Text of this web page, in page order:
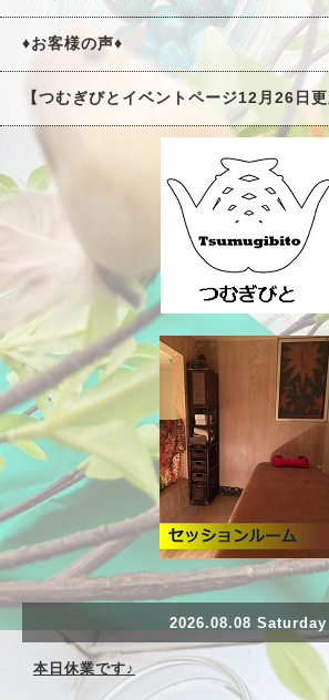
♦お客様の声♦
【つむぎびとイベントページ12月26日更
2026.08.08 Saturday
本日休業です♪